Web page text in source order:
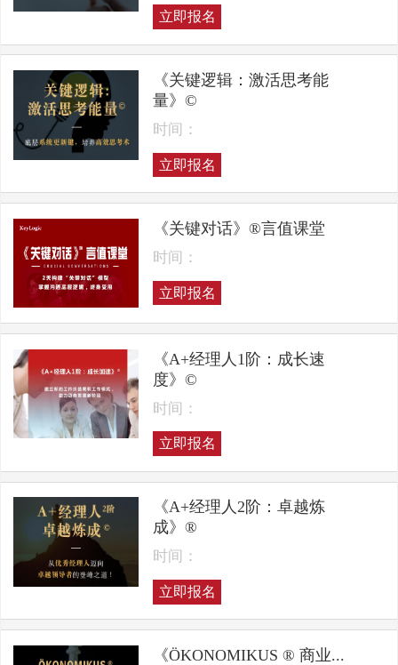
立即报名
《关键逻辑：激活思考能
量》©
时间：
立即报名
《关键对话》®言值课堂
时间：
立即报名
《A+经理人1阶：成长速
度》©
时间：
立即报名
《A+经理人2阶：卓越炼
成》®
时间：
立即报名
《ÖKONOMIKUS ® 商业...